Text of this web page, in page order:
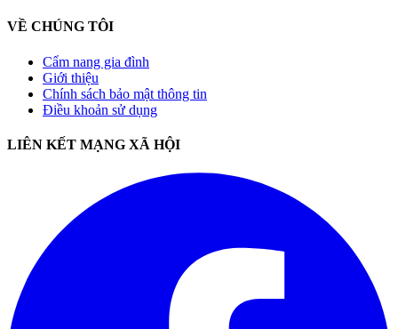
VỀ CHÚNG TÔI
Cẩm nang gia đình
Giới thiệu
Chính sách bảo mật thông tin
Điều khoản sử dụng
LIÊN KẾT MẠNG XÃ HỘI